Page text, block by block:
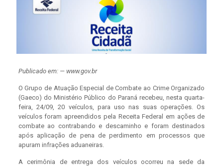
Publicado em: — www.gov.br
O Grupo de Atuação Especial de Combate ao Crime Organizado
(Gaeco) do Ministério Público do Paraná recebeu, nesta quarta-
feira, 24/09, 20 veículos, para uso nas suas operações. Os
veículos foram apreendidos pela Receita Federal em ações de
combate ao contrabando e descaminho e foram destinados
após aplicação de pena de perdimento em processos que
apuram infrações aduaneiras.
A cerimônia de entrega dos veículos ocorreu na sede da